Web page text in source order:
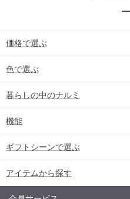
価格で選ぶ
色で選ぶ
暮らしの中のナルミ
機能
ギフトシーンで選ぶ
アイテムから探す